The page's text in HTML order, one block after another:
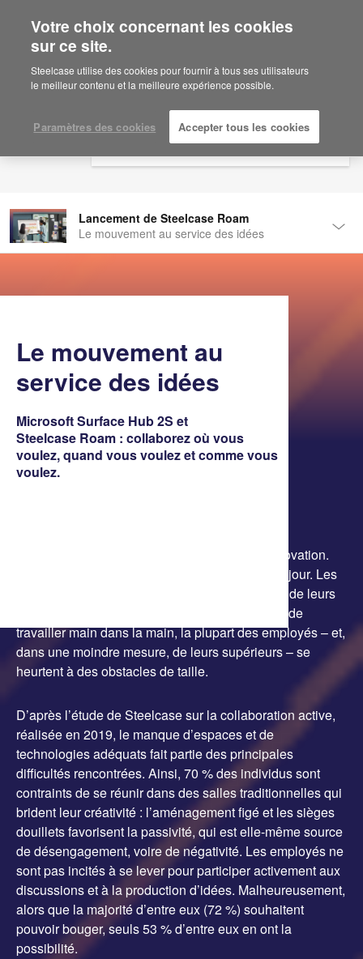
Are you in United States?
Would you like to see Products we sell in
your region?
English
Español
Place aux équipes modernes !
Lancement de Steelcase Roam
Le mouvement au service des idées
Le mouvement au
service des idées
Microsoft Surface Hub 2S et
Steelcase Roam : collaborez où vous
voulez, quand vous voulezet comme vous
voulez.
C’est bien connu : la collaboration stimule l’innovation.
Sans elle, aucune idée nouvelle ne peut voir le jour. Les
dirigeants comptent donc sur le potentiel créatif de leurs
équipes. Cependant, malgré leur réelle volonté de
travailler main dans la main, la plupart des employés – et,
dans une moindre mesure, de leurs supérieurs – se
heurtent à des obstacles de taille.
D’après l’étude de Steelcase sur la collaboration active,
réalisée en 2019, le manque d’espaces et de
technologies adéquats fait partie des principales
difficultés rencontrées. Ainsi, 70 % des individus sont
contraints de se réunir dans des salles traditionnelles qui
brident leur créativité : l’aménagement figé et les sièges
douillets favorisent la passivité, qui est elle-même source
de désengagement, voire de négativité. Les employés ne
sont pas incités à se lever pour participer activement aux
discussions et à la production d’idées. Malheureusement,
alors que la majorité d’entre eux (72 %) souhaitent
pouvoir bouger, seuls 53 % d’entre eux en ont la
possibilité.
Votre choix concernant les cookies
sur ce site.
Steelcase utilise des cookies pour fournir à tous ses utilisateurs
le meilleur contenu et la meilleure expérience possible.
Paramètres des cookies Accepter tous les cookies